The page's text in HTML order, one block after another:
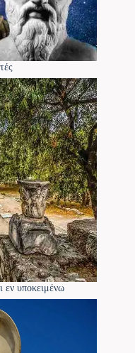
εν υποκειμένω